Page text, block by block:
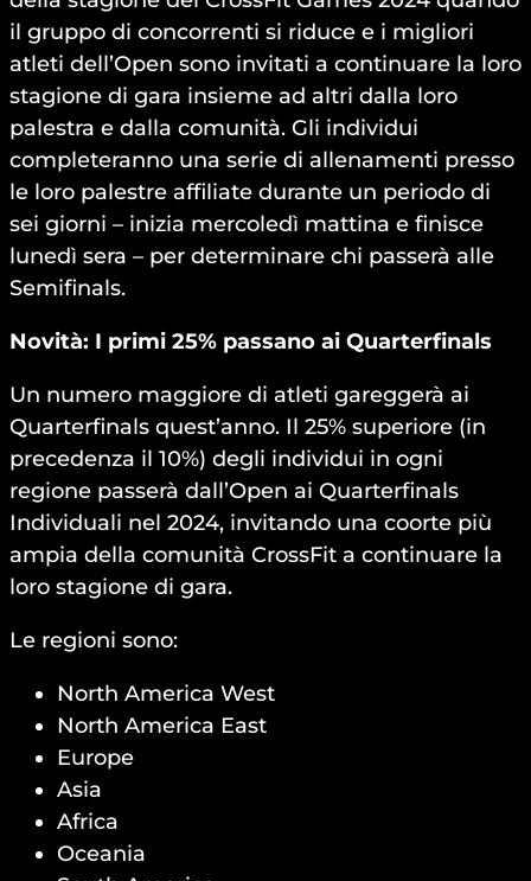
il gruppo di concorrenti si riduce e i migliori
atleti dell’Open sono invitati a continuare la loro
stagione di gara insieme ad altri dalla loro
palestra e dalla comunità. Gli individui
completeranno una serie di allenamenti presso
le loro palestre affiliate durante un periodo di
sei giorni – inizia mercoledì mattina e finisce
lunedì sera – per determinare chi passerà alle
Semifinals.
Novità: I primi 25% passano ai Quarterfinals
Un numero maggiore di atleti gareggerà ai
Quarterfinals quest’anno. Il 25% superiore (in
precedenza il 10%) degli individui in ogni
regione passerà dall’Open ai Quarterfinals
Individuali nel 2024, invitando una coorte più
ampia della comunità CrossFit a continuare la
loro stagione di gara.
Le regioni sono:
North America West
North America East
Europe
Asia
Africa
Oceania